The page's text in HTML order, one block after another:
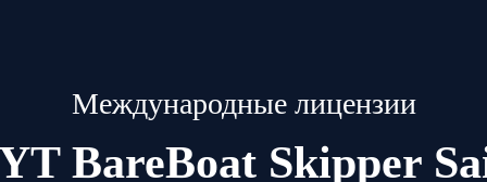
Международные лицензии
BareBoat Skipper